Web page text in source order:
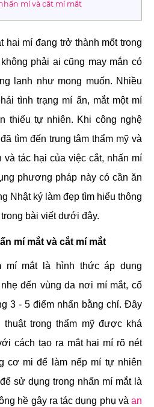
mí và cắt mí mắt
hai mí đang trở thành mốt trong
phải ai cũng may mắn có
lanh như mong muốn. Nhiều
tình trạng mí ẩn, mắt một mí
thiếu tự nhiên. Khi công nghệ
tìm đến trung tâm thẩm mỹ và
tác hại của việc cắt, nhấn mí
phương pháp này có cần ăn
Nhật ký làm đẹp tìm hiểu thông
bài viết dưới đây.
mí mắt và cắt mí mắt
mí mắt là hình thức áp dụng
đến vùng da nơi mí mắt, cố
3 - 5 điểm nhấn bằng chỉ. Đây
thuật trong thẩm mỹ được khá
cách tạo ra mắt hai mí rõ nét
cơ mi để làm nếp mí tự nhiên
sử dụng trong nhấn mí mắt là
hề gây ra tác dụng phụ và an